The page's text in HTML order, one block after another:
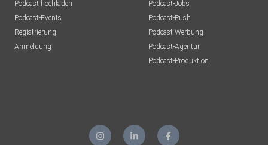
Podcast hochladen
Podcast-Events
Registrierung
Anmeldung
Podcast-Jobs
Podcast-Push
Podcast-Werbung
Podcast-Agentur
Podcast-Produktion